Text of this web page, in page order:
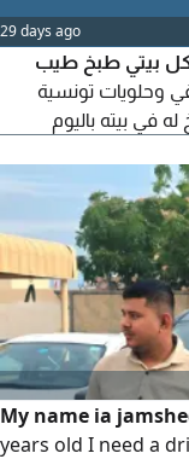
29 days ago
بيتي طبخ طيب
وحلويات تونسية
في بيته باليوم
My name ia
years old I need a